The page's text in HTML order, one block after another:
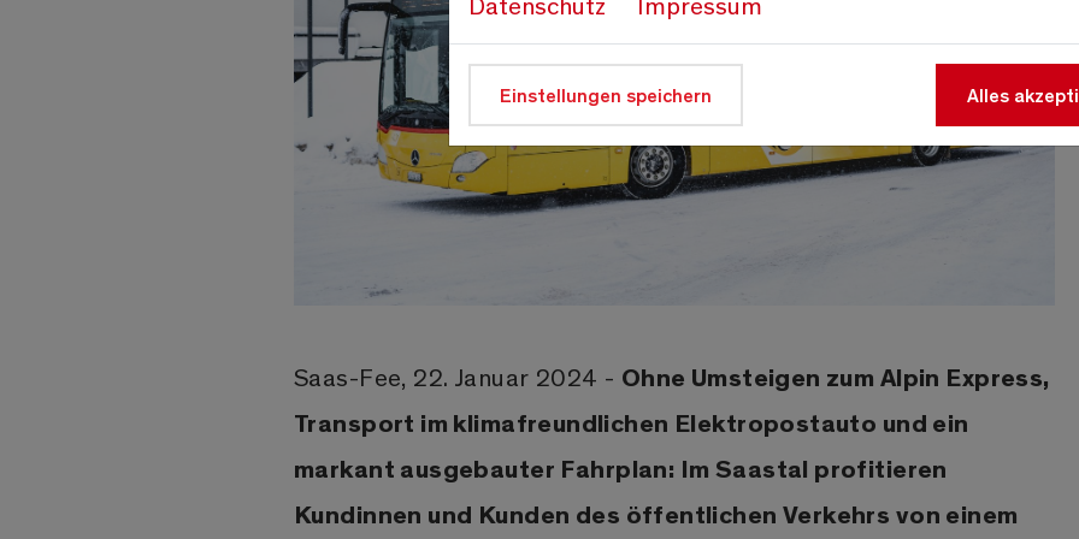
Saas-Fee, 22. Januar 2024 - Ohne Umsteigen zum Alpin Express,
Transport im klimafreundlichen Elektropostauto und ein
markant ausgebauter Fahrplan: Im Saastal profitieren
Kundinnen und Kunden des öffentlichen Verkehrs von einem
Einstellungen speichern Alles